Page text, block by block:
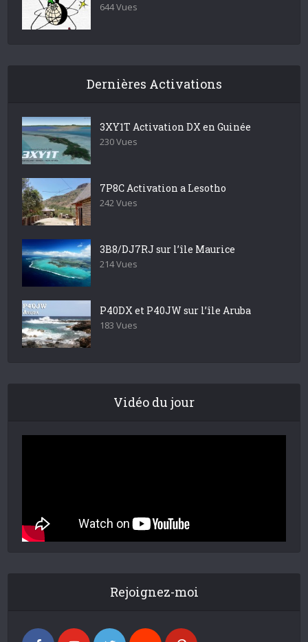
644 Vues
Dernières Activations
3XY1T Activation DX en Guinée
230 Vues
7P8C Activation a Lesotho
242 Vues
3B8/DJ7RJ sur l’île Maurice
214 Vues
P40DX et P40JW sur l’île Aruba
183 Vues
Vidéo du jour
Rejoignez-moi